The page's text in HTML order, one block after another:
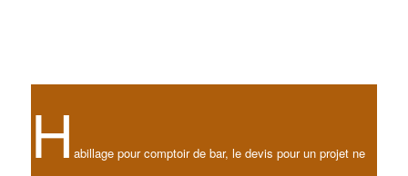
Habillage pour comptoir de bar, le devis pour un projet ne